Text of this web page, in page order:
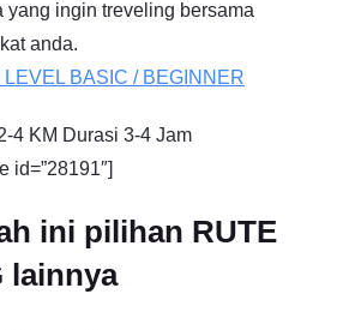
yang ingin treveling bersama
anda.
LEVEL BASIC / BEGINNER
4 KM Durasi 3-4 Jam
id=”28191″]
ini pilihan RUTE
lainnya